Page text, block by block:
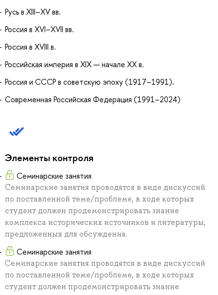
Русь в XIII–XV вв.
Россия в XVI–XVII вв.
Россия в XVIII в.
Российская империя в XIX — начале ХХ в.
Россия и СССР в советскую эпоху (1917–1991).
Современная Российская Федерация (1991–2024)
Элементы контроля
Семинарские занятия
Семинарские занятия проводятся в виде дискуссий
по поставленной теме/проблеме, в ходе которых
студент должен продемонстрировать знание
комплекса исторических источников и литературы,
предложенных для обсуждения.
Семинарские занятия
Семинарские занятия проводятся в виде дискуссий
по поставленной теме/проблеме, в ходе которых
студент должен продемонстрировать знание